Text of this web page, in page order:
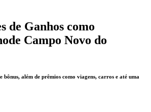
de Ganhos como
Campo Novo do
bônus, além de prêmios como viagens, carros e até uma